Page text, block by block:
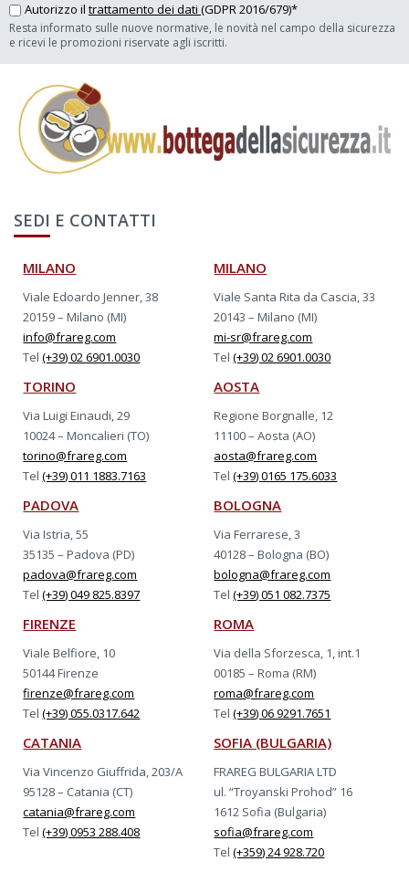
Autorizzo il trattamento dei dati (GDPR 2016/679)*
Resta informato sulle nuove normative, le novità nel campo della sicurezza
e ricevi le promozioni riservate agli iscritti.
SEDI E CONTATTI
MILANO
Viale Edoardo Jenner, 38
20159 – Milano (MI)
info@frareg.com
Tel(+39) 02 6901.0030
MILANO
Viale Santa Rita da Cascia, 33
20143 – Milano (MI)
mi-sr@frareg.com
Tel(+39) 02 6901.0030
TORINO
Via Luigi Einaudi, 29
10024 – Moncalieri (TO)
torino@frareg.com
Tel(+39) 011 1883.7163
AOSTA
Regione Borgnalle, 12
11100 – Aosta (AO)
aosta@frareg.com
Tel(+39) 0165 175.6033
PADOVA
Via Istria, 55
35135 – Padova (PD)
padova@frareg.com
Tel(+39) 049 825.8397
BOLOGNA
Via Ferrarese, 3
40128 – Bologna (BO)
bologna@frareg.com
Tel(+39) 051 082.7375
FIRENZE
Viale Belfiore, 10
50144 Firenze
firenze@frareg.com
Tel(+39) 055.0317.642
ROMA
Via della Sforzesca, 1, int.1
00185 – Roma (RM)
roma@frareg.com
Tel(+39) 06 9291.7651
CATANIA
Via Vincenzo Giuffrida, 203/A
95128 – Catania (CT)
catania@frareg.com
Tel(+39) 0953 288.408
SOFIA (BULGARIA)
FRAREG BULGARIA LTD
ul. “Troyanski Prohod” 16
1612 Sofia (Bulgaria)
sofia@frareg.com
Tel(+359) 24 928.720